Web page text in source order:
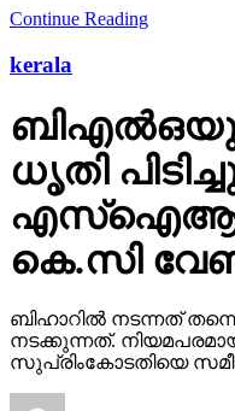
Continue Reading
kerala
ധൃതി
കെ.സി
ബിഹാറില്‍ നടന്നത്
നടക്കുന്നത്.
സുപ്രിംകോടതിയെ